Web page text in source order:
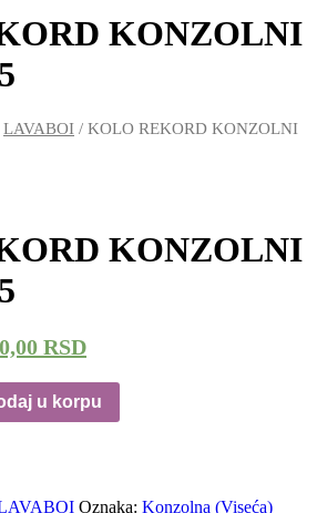
SANITARIJE
WC ŠOLJE
WC ŠOLJE
VODOKOTLIĆI
UGRADNE VODOKOTLIĆE
VODOKOTLIĆI
PEŠKIRA
GALANTERIJA
KONZOLNI
LAVABOI / KOLO REKORD KONZOLNI
KONZOLNI
RSD
u korpu
Oznaka: Konzolna (Viseća)